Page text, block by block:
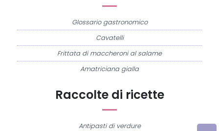
Raccolte di ricette
Antipasti di verdure
Glossario gastronomico
Cavatelli
Frittata di maccheroni al salame
Amatriciana gialla